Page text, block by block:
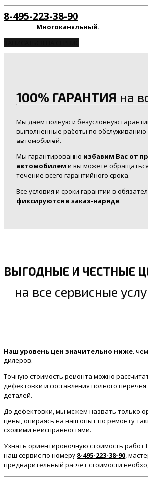
8-495-223-38-90
Многоканальный.
100% ГАРАНТИЯ на
Мы даём полную и безусловную
выполненные работы по обслуживанию
автомобилей.
Мы гарантированно избавим Вас от
автомобилем и вы можете
течение всего гарантийного срока.
Все условия и сроки гарантии в
фиксируются в заказ-наряде.
ВЫГОДНЫЕ И ЧЕСТНЫЕ
на все сервисные
Наш уровень цен значительно ниже ,
дилеров.
Точную стоимость ремонта можно
дефектовки и составления полного
деталей.
До дефектовки, мы можем назвать только
цены, опираясь на наш опыт по ремонту
схожими неисправностями.
Узнать ориентировочную стоимость работ
наш сервис по номеру 8-495-223-38-90 ,
предварительный расчёт стоимости